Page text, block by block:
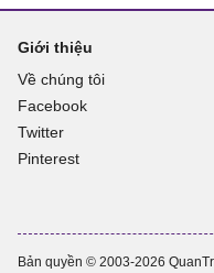
Giới thiệu
Về chúng tôi
Facebook
Twitter
Pinterest
Bản quyền © 2003-2026